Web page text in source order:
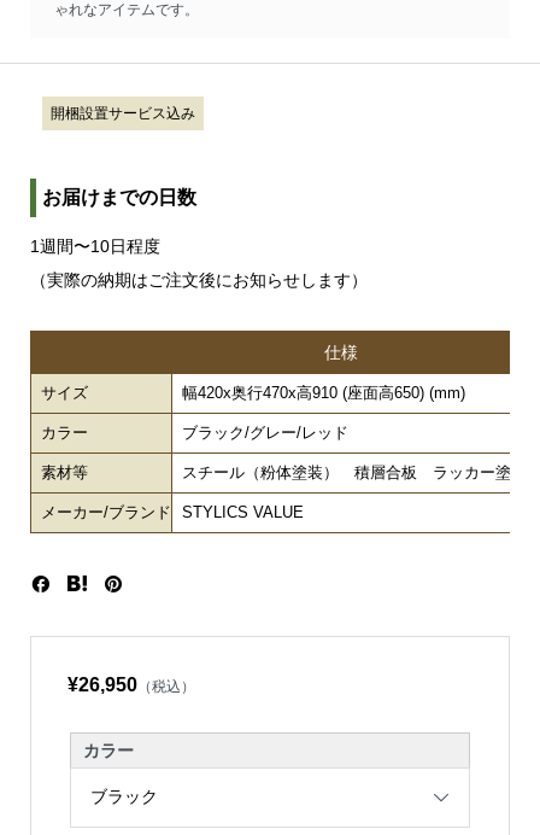
ゃれなアイテムです。
開梱設置サービス込み
お届けまでの日数
1週間〜10日程度
（実際の納期はご注文後にお知らせします）
仕様
サイズ 幅420x奥行470x高910 (座面高650) (mm)
カラー ブラック/グレー/レッド
素材等 スチール（粉体塗装） 積層合板 ラッカー塗装
メーカー/ブランド STYLICS VALUE
¥26,950（税込）
カラー